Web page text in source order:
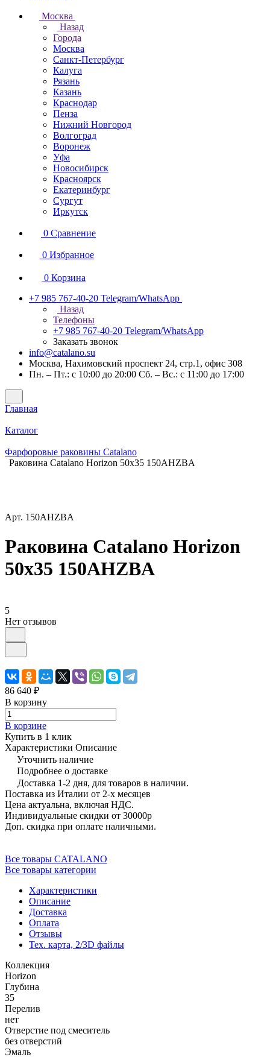
Москва
Назад
Города
Москва
Санкт-Петербург
Калуга
Рязань
Казань
Краснодар
Пенза
Нижний Новгород
Волгоград
Воронеж
Уфа
Новосибирск
Красноярск
Екатеринбург
Сургут
Иркутск
0 Сравнение
0 Избранное
0 Корзина
+7 985 767-40-20 Telegram/WhatsApp
Назад
Телефоны
+7 985 767-40-20 Telegram/WhatsApp
Заказать звонок
info@catalano.su
Москва, Нахимовский проспект 24, стр.1, офис 308
Пн. – Пт.: с 10:00 до 20:00 Сб. – Вс.: с 11:00 до 17:00
Главная
Каталог
Фарфоровые раковины Catalano
Раковина Catalano Horizon 50x35 150AHZBA
Арт. 150AHZBA
Раковина Catalano Horizon
50x35 150AHZBA
5
Нет отзывов
86 640 ₽
В корзину
В корзине
Купить в 1 клик
Характеристики Описание
Уточнить наличие
Подробнее о доставке
Доставка 1-2 дня, для товаров в наличии.
Поставка из Италии от 2-х месяцев
Цена актуальна, включая НДС.
Индивидуальные скидки от 30000р
Доп. скидка при оплате наличными.
Все товары CATALANO
Все товары категории
Характеристики
Описание
Доставка
Оплата
Отзывы
Тех. карта, 2/3D файлы
Коллекция
Horizon
Глубина
35
Перелив
нет
Отверстие под смеситель
без отверстий
Эмаль